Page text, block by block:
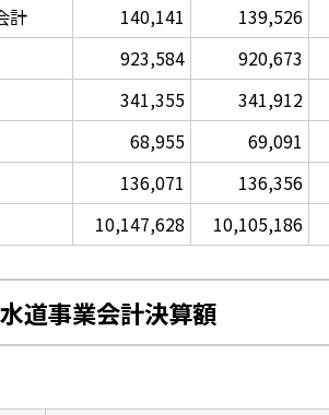
計
140,141 139,526
923,584 920,673
341,355 341,912
68,955 69,091
136,071 136,356
10,147,628 10,105,186
道事業会計決算額